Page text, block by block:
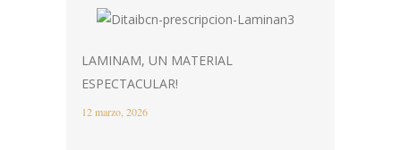
LAMINAM, UN MATERIAL
ESPECTACULAR!
12 marzo, 2026